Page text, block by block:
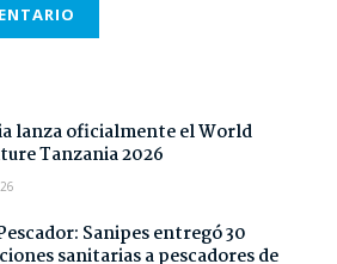
lanza oficialmente el World
Tanzania 2026
Sanipes entregó 30
sanitarias a pescadores de